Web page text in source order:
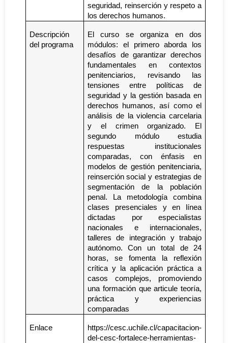
seguridad, reinserción y respeto a
los derechos humanos.
Descripción
del programa
El curso se organiza en dos
módulos: el primero aborda los
desafíos de garantizar derechos
fundamentales en contextos
penitenciarios, revisando las
tensiones entre políticas de
seguridad y la gestión basada en
derechos humanos, así como el
análisis de la violencia carcelaria
y el crimen organizado. El
segundo módulo estudia
respuestas institucionales
comparadas, con énfasis en
modelos de gestión penitenciaria,
reinserción social y estrategias de
segmentación de la población
penal. La metodología combina
clases presenciales y en línea
dictadas por especialistas
nacionales e internacionales,
talleres de integración y trabajo
autónomo. Con un total de 24
horas, se fomenta la reflexión
crítica y la aplicación práctica a
casos complejos, promoviendo
una formación que articule teoría,
práctica y experiencias
comparadas
Enlace
https://cesc.uchile.cl/capacitacion-
del-cesc-fortalece-herramientas-